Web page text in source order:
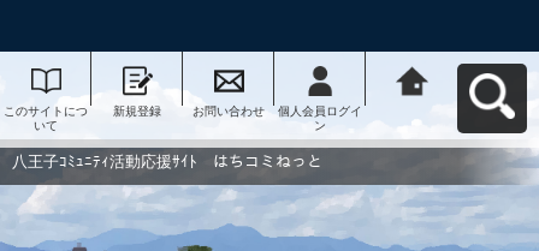
このサイトにつ
いて
新規登録 お問い合わせ
個人会員ログイ
ン
動応援ｻｲﾄ はち
コミねっとへ戻
八王子ｺﾐｭﾆﾃｨ活動応援ｻｲﾄ はちコミねっと